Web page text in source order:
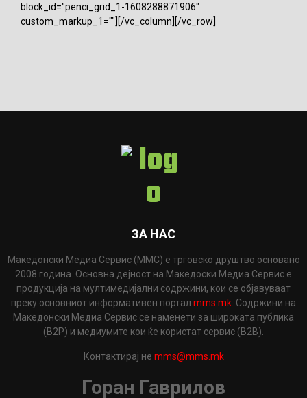
block_id="penci_grid_1-1608288871906"
custom_markup_1=""][/vc_column][/vc_row]
ЗА НАС
Македонски Медиа Сервис (ММС) е трговско друштво основано
2008 година. Основна дејност на Македоски Медиа Сервис е
продукција на мултимедијални содржини, кои се објавуваат
преку основниот информативен портал mms.mk . Содржини на
Македонски Медиа Сервис се наменети за широката публика
(B2P) и медиумите кои ќе користат сервис (B2B).
Контактирај не mms@mms.mk
Горан Гаврилов